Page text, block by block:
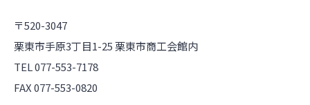
〒520-3047
栗東市手原3丁目1-25 栗東市商工会館内
TEL 077-553-7178
FAX 077-553-0820